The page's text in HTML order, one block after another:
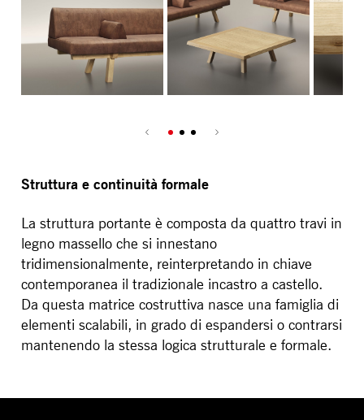
Struttura e continuità formale
La struttura portante è composta da quattro travi in
legno massello che si innestano
tridimensionalmente, reinterpretando in chiave
contemporanea il tradizionale incastro a castello.
Da questa matrice costruttiva nasce una famiglia di
elementi scalabili, in grado di espandersi o contrarsi
mantenendo la stessa logica strutturale e formale.